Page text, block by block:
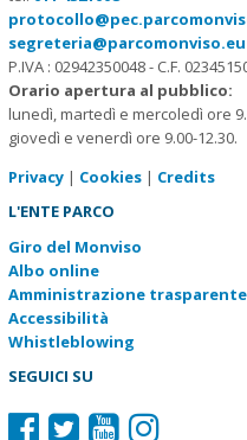
segreteria@parcomonviso.eu
P.IVA : 02942350048 - C.F.
Orario apertura al pubblico:
lunedì, martedì e mercoledì ore
giovedì e venerdì ore 9.00-12.30.
Privacy| Cookies| Credits
L'ENTE PARCO
Giro del Monviso
Albo online
Amministrazione trasparente
Accessibilità
Whistleblowing
SEGUICI SU